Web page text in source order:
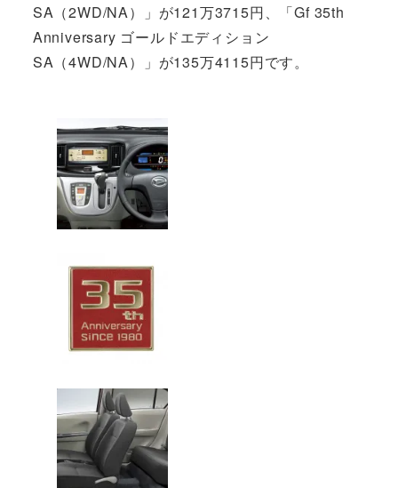
SA（2WD/NA）」が121万3715円、「Gf 35th
Anniversary ゴールドエディション
SA（4WD/NA）」が135万4115円です。